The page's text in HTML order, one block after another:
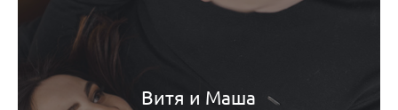
Витя и Маша